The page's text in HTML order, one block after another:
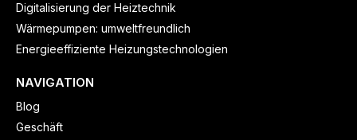
Digitalisierung der Heiztechnik
Wärmepumpen: umweltfreundlich
Energieeffiziente Heizungstechnologien
NAVIGATION
Blog
Geschäft